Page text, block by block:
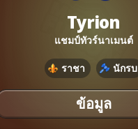
Tyrion
แชมป์ทัวร์นาเมนต์
ราชา นักรบ
ข้อมูล